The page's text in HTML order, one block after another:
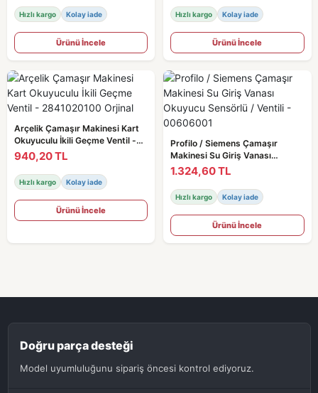
Hızlı kargo Kolay iade
Ürünü İncele
Hızlı kargo Kolay iade
Ürünü İncele
Arçelik Çamaşır Makinesi Kart
Okuyuculu İkili Geçme Ventil -
2841020100 Orjinal
940,20 TL
Hızlı kargo Kolay iade
Ürünü İncele
Profilo / Siemens Çamaşır
Makinesi Su Giriş Vanası
Okuyucu Sensörlü / Ventili -
00606001
1.324,60 TL
Hızlı kargo Kolay iade
Ürünü İncele
Doğru parça desteği
Model uyumluluğunu sipariş öncesi kontrol ediyoruz.